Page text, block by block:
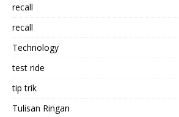
recall
recall
Technology
test ride
tip trik
Tulisan Ringan